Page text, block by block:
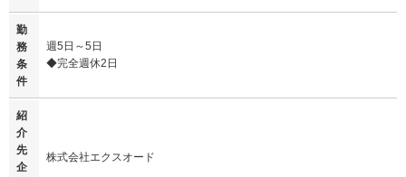
勤
務
条
件
週5日～5日
◆完全週休2日
紹
介
先
企
株式会社エクスオード